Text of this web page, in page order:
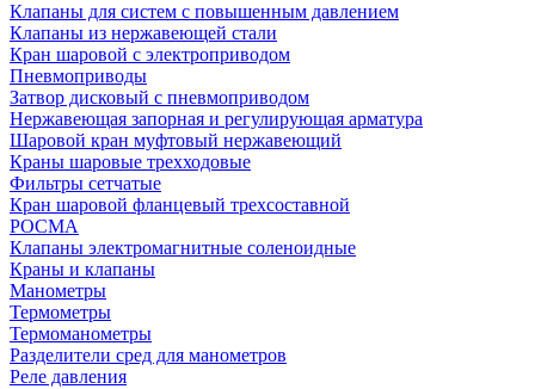
Клапаны для систем с повышенным давлением
Клапаны из нержавеющей стали
Кран шаровой с электроприводом
Пневмоприводы
Затвор дисковый с пневмоприводом
Нержавеющая запорная и регулирующая арматура
Шаровой кран муфтовый нержавеющий
Краны шаровые трехходовые
Фильтры сетчатые
Кран шаровой фланцевый трехсоставной
РОСМА
Клапаны электромагнитные соленоидные
Краны и клапаны
Манометры
Термометры
Термоманометры
Разделители сред для манометров
Реле давления